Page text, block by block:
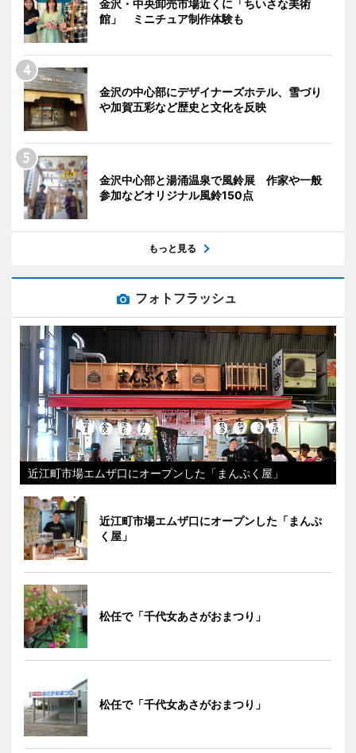
金沢・中央卸売市場近くに「ちいさな美術
館」 ミニチュア制作体験も
金沢の中心部にデザイナーズホテル、雪づり
や加賀五彩など歴史と文化を反映
金沢中心部と湯涌温泉で風鈴展 作家や一般
参加などオリジナル風鈴150点
もっと見る
フォトフラッシュ
近江町市場エムザ口にオープンした「まんぷく屋」
近江町市場エムザ口にオープンした「まんぷ
く屋」
松任で「千代女あさがおまつり」
松任で「千代女あさがおまつり」